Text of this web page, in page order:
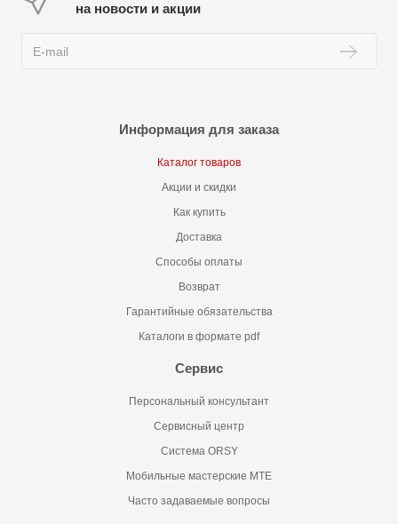
на новости и акции
Информация для заказа
Каталог товаров
Акции и скидки
Как купить
Доставка
Способы оплаты
Возврат
Гарантийные обязательства
Каталоги в формате pdf
Сервис
Персональный консультант
Сервисный центр
Система ORSY
Мобильные мастерские MTE
Часто задаваемые вопросы